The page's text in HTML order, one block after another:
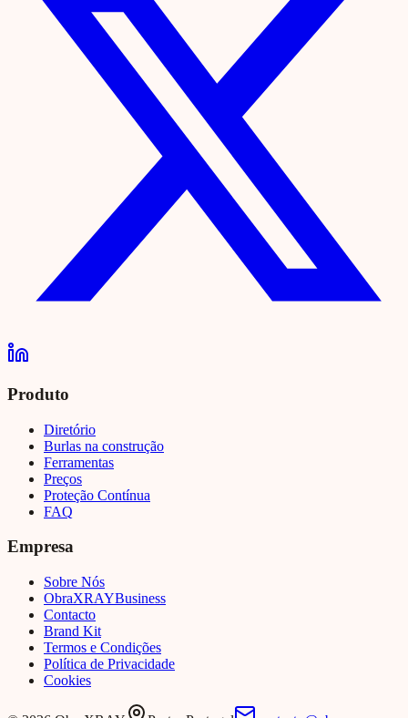
Produto
Diretório
Burlas na construção
Ferramentas
Preços
Proteção Contínua
FAQ
Empresa
Sobre Nós
ObraXRAYBusiness
Contacto
Brand Kit
Termos e Condições
Política de Privacidade
Cookies